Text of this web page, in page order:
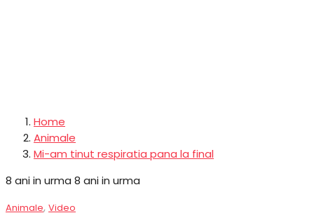
Home
Animale
Mi-am tinut respiratia pana la final
8 ani in urma 8 ani in urma
Animale, Video